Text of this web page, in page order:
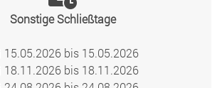
Sonstige Schließtage
15.05.2026 bis 15.05.2026
18.11.2026 bis 18.11.2026